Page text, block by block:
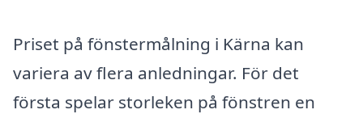
Priset på fönstermålning i Kärna kan
variera av flera anledningar. För det
första spelar storleken på fönstren en